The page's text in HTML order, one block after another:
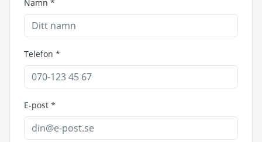
Namn *
Telefon *
E-post *